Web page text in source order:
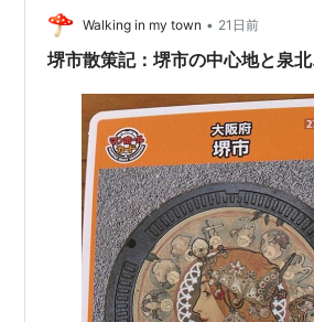
Walking in my town • 21日前
堺市散策記：堺市の中心地と泉